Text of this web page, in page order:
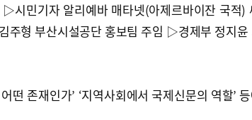
▷시민기자 알리예바 매타넷(아제르바이잔 국적
주형 부산시설공단 홍보팀 주임 ▷경제부 정지윤
떤 존재인가’ ‘지역사회에서 국제신문의 역할’